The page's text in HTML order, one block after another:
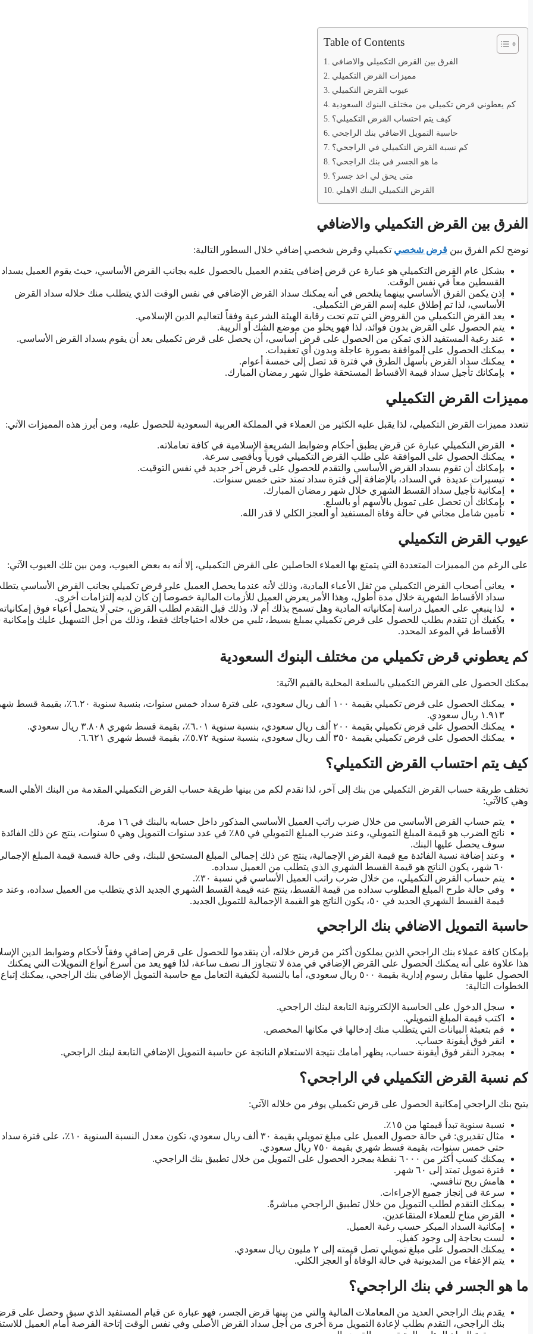
Table of Contents
الفرق بين القرض التكميلي والاضافي
مميزات القرض التكميلي
عيوب القرض التكميلي
كم يعطوني قرض تكميلي من مختلف البنوك السعودية
كيف يتم احتساب القرض التكميلي؟
حاسبة التمويل الاضافي بنك الراجحي
كم نسبة القرض التكميلي في الراجحي؟
ما هو الجسر في بنك الراجحي؟
متى يحق لي اخذ جسر؟
القرض التكميلي البنك الاهلي
الفرق بين القرض التكميلي والاضافي
نوضح لكم الفرق بين قرض شخصي تكميلي وقرض شخصي إضافي خلال السطور التالية:
بشكل عام القرض التكميلي هو عبارة عن قرض إضافي يتقدم العميل بالحصول عليه بجانب القرض الأساسي، حيث يقوم العميل بسداد
القسطين معاً في نفس الوقت.
إذن يكمن الفرق الأساسي بينهما يتلخص في أنه يمكنك سداد القرض الإضافي في نفس الوقت الذي يتطلب منك خلاله سداد القرض
الأساسي، لذا تم إطلاق عليه إسم القرض التكميلي.
يعد القرض التكميلي من القروض التي تتم تحت رقابة الهيئة الشرعية وفقاً لتعاليم الدين الإسلامي.
يتم الحصول على القرض بدون فوائد، لذا فهو يخلو من موضع الشك أو الريبة.
عند رغبة المستفيد الذي تمكن من الحصول على قرض أساسي، أن يحصل على قرض تكميلي بعد أن يقوم بسداد القرض الأساسي.
يمكنك الحصول على الموافقة بصورة عاجلة وبدون أي تعقيدات.
يمكنك سداد القرض بأسهل الطرق في فترة قد تصل إلى خمسة أعوام.
بإمكانك تأجيل سداد قيمة الأقساط المستحقة طوال شهر رمضان المبارك.
مميزات القرض التكميلي
تتعدد مميزات القرض التكميلي، لذا يقبل عليه الكثير من العملاء في المملكة العربية السعودية للحصول عليه، ومن أبرز هذه المميزات الآتي:
القرض التكميلي عبارة عن قرض يطبق أحكام وضوابط الشريعة الإسلامية في كافة تعاملاته.
يمكنك الحصول على الموافقة على طلب القرض التكميلي فورياً وبأقصى سرعة.
بإمكانك أن تقوم بسداد القرض الأساسي والتقدم للحصول على قرض آخر جديد في نفس التوقيت.
تيسيرات عديدة في السداد، بالإضافة إلى فترة سداد تمتد حتى خمس سنوات.
إمكانية تأجيل سداد القسط الشهري خلال شهر رمضان المبارك.
بإمكانك أن تحصل على تمويل بالأسهم أو بالسلع.
تأمين شامل مجاني في حالة وفاة المستفيد أو العجز الكلي لا قدر الله.
عيوب القرض التكميلي
على الرغم من المميزات المتعددة التي يتمتع بها العملاء الحاصلين على القرض التكميلي، إلا أنه به بعض العيوب، ومن بين تلك العيوب الآتي:
يعاني أصحاب القرض التكميلي من ثقل الأعباء المادية، وذلك لأنه عندما يحصل العميل على قرض تكميلي بجانب القرض الأساسي
سداد الأقساط الشهرية خلال مدة أطول، وهذا الأمر يعرض العميل للأزمات المالية خصوصاً إن كان لديه إلتزامات أخرى.
لذا ينبغي على العميل دراسة إمكانياته المادية وهل تسمح بذلك أم لا، وذلك قبل التقدم لطلب القرض، حتى لا يتحمل أعباء فوق
يكفيك أن تتقدم بطلب للحصول على قرض تكميلي بمبلغ بسيط، تلبي من خلاله احتياجاتك فقط، وذلك من أجل التسهيل عليك وإمكانية
الأقساط في الموعد المحدد.
كم يعطوني قرض تكميلي من مختلف البنوك السعودية
يمكنك الحصول على القرض التكميلي بالسلعة المحلية بالقيم الآتية:
يمكنك الحصول على قرض تكميلي بقيمة ١٠٠ ألف ريال سعودي، على فترة سداد خمس سنوات، بنسبة سنوية
١.٩١٣ ريال سعودي.
يمكنك الحصول على قرض تكميلي بقيمة ٢٠٠ ألف ريال سعودي، بنسبة سنوية ٦.٠١٪، بقيمة قسط شهري ٣.٨٠٨ ريال سعودي.
يمكنك الحصول على قرض تكميلي بقيمة ٣٥٠ ألف ريال سعودي، بنسبة سنوية ٥.٧٢٪، بقيمة قسط شهري ٦.٦٢١.
كيف يتم احتساب القرض التكميلي؟
تختلف طريقة حساب القرض التكميلي من بنك إلى آخر، لذا نقدم لكم من بينها طريقة حساب القرض التكميلي المقدمة من البنك الأهلي
وهي كالآتي:
يتم حساب القرض الأساسي من خلال ضرب راتب العميل الأساسي المذكور داخل حسابه بالبنك في ١٦ مرة.
ناتج الضرب هو قيمة المبلغ التمويلي، وعند ضرب المبلغ التمويلي في ٨٥٪ في عدد سنوات التمويل وهي ٥ سنوات، ينتج
سوف يحصل عليها البنك.
وعند إضافة نسبة الفائدة مع قيمة القرض الإجمالية، ينتج عن ذلك إجمالي المبلغ المستحق للبنك، وفي حالة قسمة قيمة المبلغ
٦٠ شهر، يكون الناتج هو قيمة القسط الشهري الذي يتطلب من العميل سداده.
يتم حساب القرض التكميلي، من خلال ضرب راتب العميل الأساسي في نسبة ٣٠٪.
وفي حالة طرح المبلغ المطلوب سداده من قيمة القسط، ينتج عنه قيمة القسط الشهري الجديد الذي يتطلب من العميل سداده،
قيمة القسط الشهري الجديد في ٥٠، يكون الناتج هو القيمة الإجمالية للتمويل الجديد.
حاسبة التمويل الاضافي بنك الراجحي
بإمكان كافة عملاء بنك الراجحي الذين يملكون أكثر من قرض خلاله، أن يتقدموا للحصول على قرض إضافي وفقاً لأحكام وضوابط الدين
هذا علاوة على أنه يمكنك الحصول على القرض الإضافي في مدة لا تتجاوز الـ نصف ساعة، لذا فهو يعد من أسرع أنواع التمويلات التي يمكنك
الحصول عليها مقابل رسوم إدارية بقيمة ٥٠٠ ريال سعودي، أما بالنسبة لكيفية التعامل مع حاسبة التمويل الإضافي بنك الراجحي، يمكنك إتباع
الخطوات التالية:
سجل الدخول على الحاسبة الإلكترونية التابعة لبنك الراجحي.
اكتب قيمة المبلغ التمويلي.
قم بتعبئة البيانات التي يتطلب منك إدخالها في مكانها المخصص.
انقر فوق أيقونة حساب.
بمجرد النقر فوق أيقونة حساب، يظهر أمامك نتيجة الاستعلام الناتجة عن حاسبة التمويل الإضافي التابعة لبنك الراجحي.
كم نسبة القرض التكميلي في الراجحي؟
يتيح بنك الراجحي إمكانية الحصول على قرض تكميلي يوفر من خلاله الآتي:
نسبة سنوية تبدأ قيمتها من ١٥٪.
مثال تقديري: في حالة حصول العميل على مبلغ تمويلي بقيمة ٣٠ ألف ريال سعودي، تكون معدل النسبة
حتى خمس سنوات، بقيمة قسط شهري بقيمة ٧٥٠ ريال سعودي.
يمكنك كسب أكثر من ٦٠٠٠ نقطة بمجرد الحصول على التمويل من خلال تطبيق بنك الراجحي.
فترة تمويل تمتد إلى ٦٠ شهر.
هامش ربح تنافسي.
سرعة في إنجاز جميع الإجراءات.
يمكنك التقدم لطلب التمويل من خلال تطبيق الراجحي مباشرةً.
القرض متاح للعملاء المتقاعدين.
إمكانية السداد المبكر حسب رغبة العميل.
لست بحاجة إلى وجود كفيل.
يمكنك الحصول على مبلغ تمويلي تصل قيمته إلى ٢ مليون ريال سعودي.
يتم الإعفاء من المديونية في حالة الوفاة أو العجز الكلي.
ما هو الجسر في بنك الراجحي؟
يقدم بنك الراجحي العديد من المعاملات المالية والتي من بينها قرض الجسر، فهو عبارة عن قيام المستفيد الذي سبق وحصل على
بنك الراجحي، التقدم بطلب لإعادة التمويل مرة أخرى من أجل سداد القرض الأصلي وفي نفس الوقت إتاحة الفرصة أمام العميل